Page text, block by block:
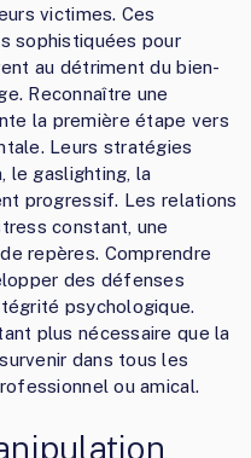
victimes. Ces
sophistiquées pour
au détriment du bien-
Reconnaître une
la première étape vers
Leurs stratégies
le gaslighting, la
progressif. Les relations
constant, une
repères. Comprendre
des défenses
psychologique.
plus nécessaire que la
dans tous les
ou amical.